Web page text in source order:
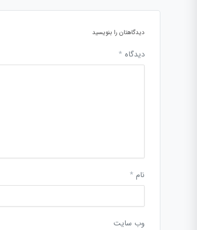
دیدگاهتان را بنویسید
دیدگاه *
نام *
وب‌ سایت